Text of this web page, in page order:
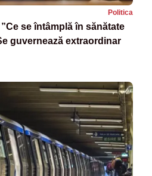
Politica
se întâmplă în sănătate
guvernează extraordinar